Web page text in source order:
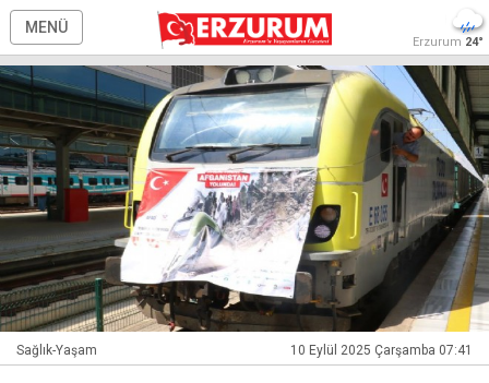
MENÜ
Erzurum 24°
Sağlık-Yaşam 10 Eylül 2025 Çarşamba 07:41